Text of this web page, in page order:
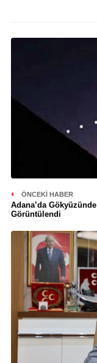
ÖNCEKI HABER
Adana’da
Görüntülendi